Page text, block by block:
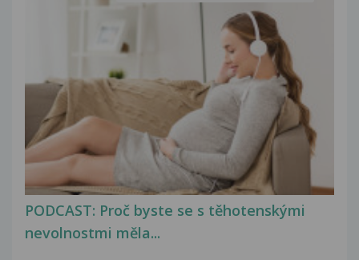
PODCAST: Proč byste se s těhotenskými
nevolnostmi měla...